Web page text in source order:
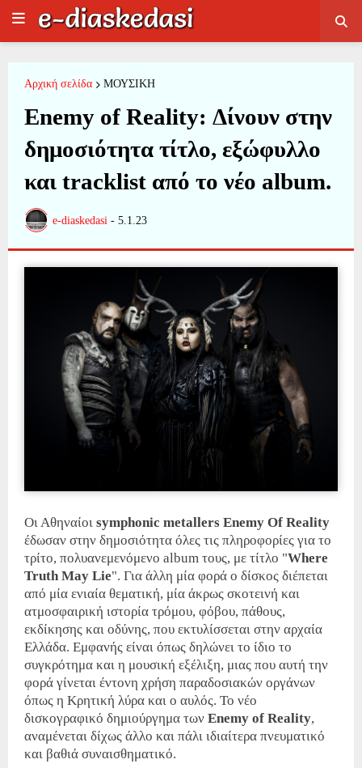
Αρχική σελίδα ΜΟΥΣΙΚΗ
Enemy of Reality: Δίνουν στην
δημοσιότητα τίτλο, εξώφυλλο
και tracklist από το νέο album.
e-diaskedasi - 5.1.23
Οι Αθηναίοι symphonic metallers Enemy Of Reality
έδωσαν στην δημοσιότητα όλες τις πληροφορίες για το
τρίτο, πολυανεμενόμενο album τους, με τίτλο "Where
Truth May Lie". Για άλλη μία φορά ο δίσκος διέπεται
από μία ενιαία θεματική, μία άκρως σκοτεινή και
ατμοσφαιρική ιστορία τρόμου, φόβου, πάθους,
εκδίκησης και οδύνης, που εκτυλίσσεται στην αρχαία
Ελλάδα. Εμφανής είναι όπως δηλώνει το ίδιο το
συγκρότημα και η μουσική εξέλιξη, μιας που αυτή την
φορά γίνεται έντονη χρήση παραδοσιακών οργάνων
όπως η Κρητική λύρα και ο αυλός. Το νέο
δισκογραφικό δημιούργημα των Enemy of Reality,
αναμένεται δίχως άλλο και πάλι ιδιαίτερα πνευματικό
και βαθιά συναισθηματικό.